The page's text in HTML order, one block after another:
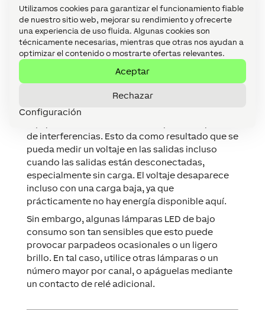
Aceptar
Rechazar
Configuración
Si es posible, prueba diferentes luminarias LED
para observar su calidad de regulación antes de
comprar una gran cantidad.
LED parpadeando o brillando cuando está
Las salidas del Dimmer Extension están
equipadas con condensadores para la supresión
pueda medir un voltaje en las salidas incluso
cuando las salidas están desconectadas,
especialmente sin carga. El voltaje desaparece
incluso con una carga baja, ya que
prácticamente no hay energía disponible aquí.
Sin embargo, algunas lámparas LED de bajo
consumo son tan sensibles que esto puede
provocar parpadeos ocasionales o un ligero
brillo. En tal caso, utilice otras lámparas o un
número mayor por canal, o apáguelas mediante
un contacto de relé adicional.